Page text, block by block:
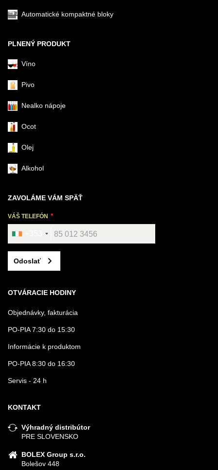
Automatické kompaktné bloky
PLNENÝ PRODUKT
Víno
Pivo
Nealko nápoje
Ocot
Olej
Alkohol
ZAVOLÁME VÁM SPÄŤ
VÁŠ TELEFÓN
Odoslať
OTVÁRACIE HODINY
Objednávky, fakturácia
PO-PIA 7:30 do 15:30
Informácie k produktom
PO-PIA 8:30 do 16:30
Servis - 24 h
KONTAKT
Výhradný distribútor
PRE SLOVENSKO
BOLEX Group s.r.o.
Bolešov 448